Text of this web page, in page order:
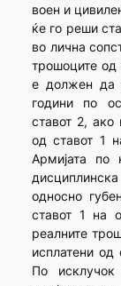
воен и
ќе го реши
во лична
трошоците од
е должен да
години по
ставот 2, ако
од ставот 1
Армијата по
односно
ставот 1 на
реалните
исплатени од
По